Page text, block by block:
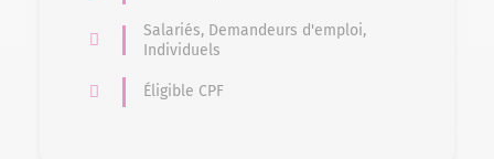
Salariés, Demandeurs d'emploi,
Individuels
Éligible CPF